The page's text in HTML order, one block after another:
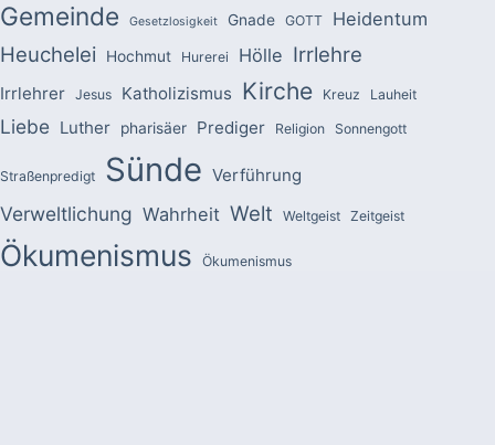
Gemeinde Gesetzlosigkeit Gnade GOTT Heidentum
Heuchelei Hochmut Hurerei Hölle Irrlehre
Irrlehrer Jesus Katholizismus Kirche Kreuz Lauheit
Liebe Luther pharisäer Prediger Religion Sonnengott
Straßenpredigt Sünde Verführung
Verweltlichung Wahrheit Welt Weltgeist Zeitgeist
Ökumenismus Ökumenismus